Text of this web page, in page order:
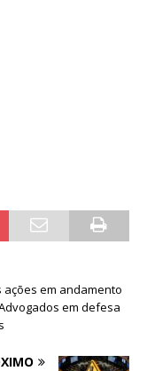
em andamento
em defesa